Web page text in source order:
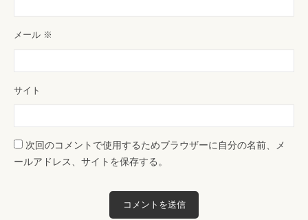
メール ※
サイト
次回のコメントで使用するためブラウザーに自分の名前、メ
ールアドレス、サイトを保存する。